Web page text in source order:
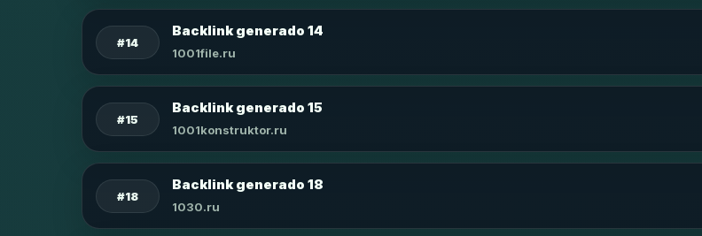
#14
Backlink generado 14
1001file.ru
#15
Backlink generado 15
1001konstruktor.ru
#18
Backlink generado 18
1030.ru